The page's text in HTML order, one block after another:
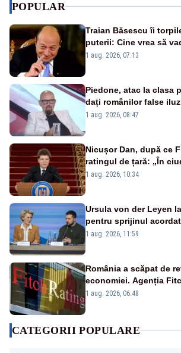
POPULAR
Traian Băsescu îi
puterii: Cine vrea să
fii prost, se uită la
1 aug. 2026, 07:13
Piedone, atac la clasa
dați românilor false
1 aug. 2026, 08:47
Nicușor Dan, după ce
ratingul de țară: „În
politic, România
1 aug. 2026, 10:34
Ursula von der Leyen
pentru sprijinul
reacție privind ajutorul
1 aug. 2026, 11:59
România a scăpat de
economiei. Agenția
„BBB-” cu perspectivă
1 aug. 2026, 06:48
CATEGORII POPULARE